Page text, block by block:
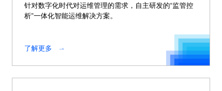
针对数字化时代对运维管理的需求，自主研发的“监管控
析”一体化智能运维解决方案。
了解更多